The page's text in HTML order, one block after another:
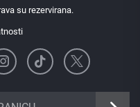
su rezervirana.